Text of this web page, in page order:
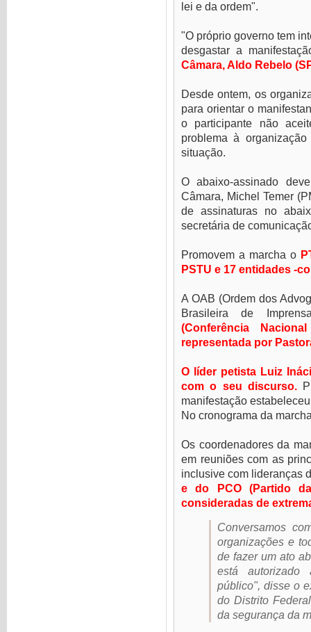
lei e da ordem".
"O próprio governo tem
desgastar a
Câmara, Aldo Rebelo
Desde ontem, os
para orientar o
o participante não
problema à
situação.
O abaixo-assinado
Câmara, Michel Temer
de assinaturas no
secretária de
Promovem a marcha o
PSTU e 17 entidades -
A OAB (Ordem dos
Brasileira de
(Conferência
representada por
O líder petista Luiz
com o seu discurso.
manifestação
No cronograma da
Os coordenadores da
em reuniões com as
inclusive com lideranças
e do PCO (Partido
consideradas de
Conversamos
organizações e
de fazer um ato
está autorizado
público", disse o
do Distrito
da segurança da